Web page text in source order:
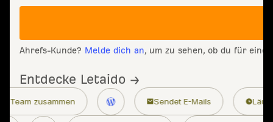
Ahrefs-Kunde? Melde dich an, um zu sehen, ob du für
Entdecke Letaido →
Sendet E-Mails Läuft rund um die Uhr